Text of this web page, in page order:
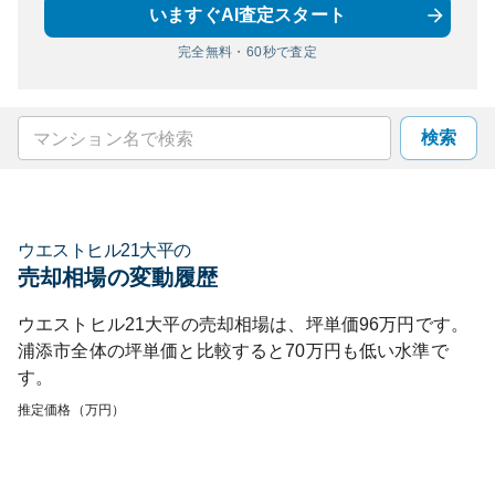
いますぐAI査定スタート
完全無料・60秒で査定
検索
ウエストヒル21大平の
売却相場の変動履歴
ウエストヒル21大平の売却相場は、坪単価96万円です。
浦添市全体の坪単価と比較すると70万円も低い水準で
す。
推定価格（万円）